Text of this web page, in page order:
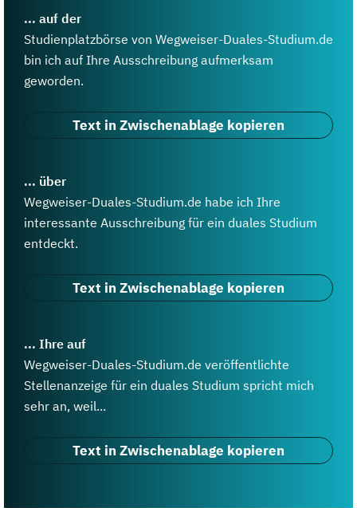
... auf der
Studienplatzbörse von Wegweiser-Duales-Studium.de
bin ich auf Ihre Ausschreibung aufmerksam
geworden.
Text in Zwischenablage kopieren
... über
Wegweiser-Duales-Studium.de habe ich Ihre
interessante Ausschreibung für ein duales Studium
entdeckt.
Text in Zwischenablage kopieren
... Ihre auf
Wegweiser-Duales-Studium.de veröffentlichte
Stellenanzeige für ein duales Studium spricht mich
sehr an, weil...
Text in Zwischenablage kopieren